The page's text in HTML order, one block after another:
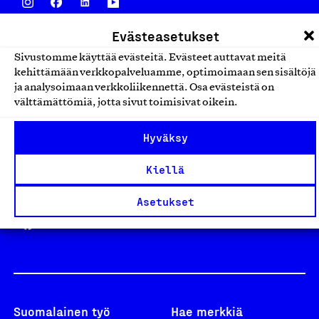
Evästeasetukset
Sivustomme käyttää evästeitä. Evästeet auttavat meitä
kehittämään verkkopalveluamme, optimoimaan sen sisältöjä
ja analysoimaan verkkoliikennettä. Osa evästeistä on
välttämättömiä, jotta sivut toimisivat oikein.
Hyväksy
Kiellä
Asetukset
Yhteiskunnallinen Yritys -merkki
Suomalainen työ Hae merkkiä